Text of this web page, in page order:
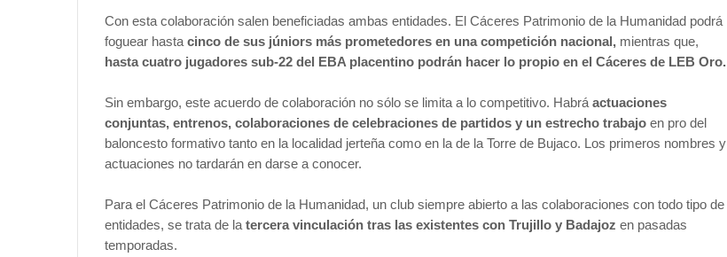
Con esta colaboración salen beneficiadas ambas entidades. El Cáceres Patrimonio de la Humanidad podrá
foguear hasta cinco de sus júniors más prometedores en una competición nacional, mientras que,
hasta cuatro jugadores sub-22 del EBA placentino podrán hacer lo propio en el Cáceres de LEB Oro.
Sin embargo, este acuerdo de colaboración no sólo se limita a lo competitivo. Habrá actuaciones
conjuntas, entrenos, colaboraciones de celebraciones de partidos y un estrecho trabajo en pro del
baloncesto formativo tanto en la localidad jerteña como en la de la Torre de Bujaco. Los primeros nombres y
actuaciones no tardarán en darse a conocer.
Para el Cáceres Patrimonio de la Humanidad, un club siempre abierto a las colaboraciones con todo tipo de
entidades, se trata de la tercera vinculación tras las existentes con Trujillo y Badajoz en pasadas
temporadas.